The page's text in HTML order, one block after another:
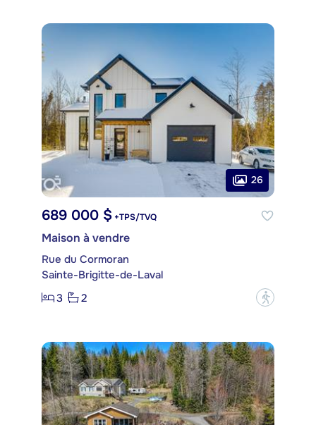
26
689 000 $ +TPS/TVQ
Maison à vendre
Rue du Cormoran
Sainte-Brigitte-de-Laval
3
2 ?